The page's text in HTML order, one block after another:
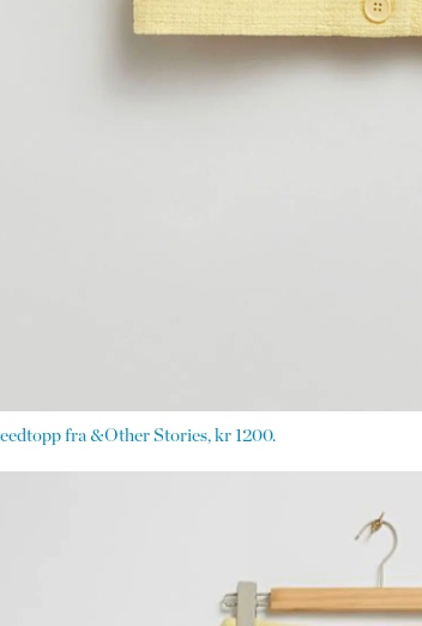
fra &Other Stories, kr 1200.